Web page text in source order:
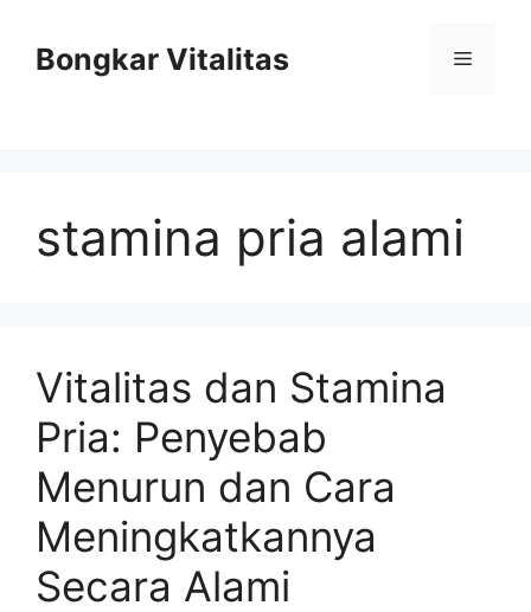
contentBongkar Vitalitas Menu
stamina pria alami
Vitalitas dan Stamina
Pria: Penyebab
Menurun dan Cara
Meningkatkannya
Secara Alami